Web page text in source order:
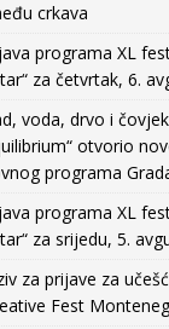
crkava
programa XL
za četvrtak, 6.
voda, drvo i
otvorio
programa
programa XL
za srijedu, 5.
za prijave za
Fest